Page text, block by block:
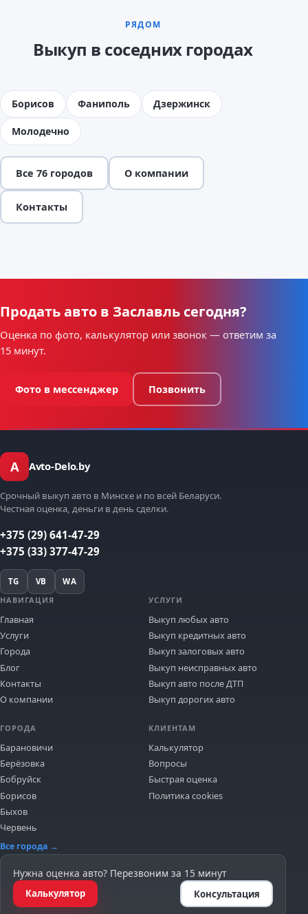
РЯДОМ
Выкуп в соседних городах
Борисов Фаниполь Дзержинск
Молодечно
Все 76 городов О компании
Контакты
Продать авто в Заславль сегодня?
Оценка по фото, калькулятор или звонок — ответим за
15 минут.
Фото в мессенджер Позвонить
A Avto-Delo.by
Срочный выкуп авто в Минске и по всей Беларуси.
Честная оценка, деньги в день сделки.
+375 (29) 641-47-29
+375 (33) 377-47-29
TG VB
WA
НАВИГАЦИЯ
Главная
Услуги
Города
Блог
Контакты
О компании
УСЛУГИ
Выкуп любых авто
Выкуп кредитных авто
Выкуп залоговых авто
Выкуп неисправных авто
Выкуп авто после ДТП
Выкуп дорогих авто
ГОРОДА
Барановичи
Берёзовка
Бобруйск
Борисов
Быхов
Червень
Все города →
КЛИЕНТАМ
Калькулятор
Вопросы
Быстрая оценка
Политика cookies
Нужна оценка авто? Перезвоним за 15 минут
Калькулятор Консультация